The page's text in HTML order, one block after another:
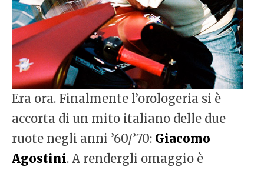
Era ora. Finalmente l’orologeria si è
accorta di un mito italiano delle due
ruote negli anni ’60/’70: Giacomo
Agostini. A rendergli omaggio è